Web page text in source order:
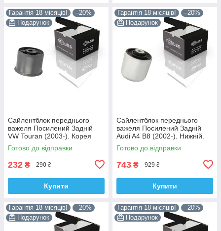
Гарантія 18 місяців!
–20%
Подарунок
Сайлентблок переднього
важеля Посилений Задній
VW Touran (2003-). Корея
ACSUSS! 34559 , JBU602 ,
VKDS331037
Готово до відправки
232 ₴ 290 ₴
Купити
Гарантія 18 місяців!
–20%
Подарунок
Сайлентблок переднього
важеля Посилений Задній
Audi A4 B8 (2002-). Нижній.
Корея ACSUSS! 4H0407183 ,
TD1247W , VKDS331074
Готово до відправки
743 ₴ 929 ₴
Купити
Гарантія 18 місяців!
–20%
Подарунок
Гарантія 18 місяців!
–20%
Подарунок